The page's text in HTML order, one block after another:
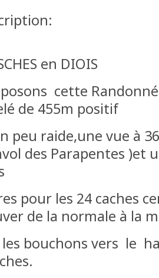
en DIOIS
cette
de 455m positif
peu raide,une vue à
des Parapentes
pour les 24 caches
de la normale à la
bouchons vers le